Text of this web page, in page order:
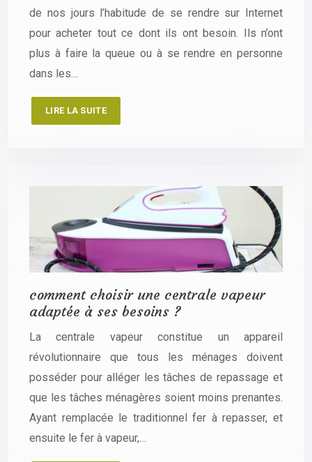
de nos jours l’habitude de se rendre sur Internet
pour acheter tout ce dont ils ont besoin. Ils n’ont
plus à faire la queue ou à se rendre en personne
dans les…
LIRE LA SUITE
comment choisir une centrale vapeur
adaptée à ses besoins ?
La centrale vapeur constitue un appareil
révolutionnaire que tous les ménages doivent
posséder pour alléger les tâches de repassage et
que les tâches ménagères soient moins prenantes.
Ayant remplacée le traditionnel fer à repasser, et
ensuite le fer à vapeur,…